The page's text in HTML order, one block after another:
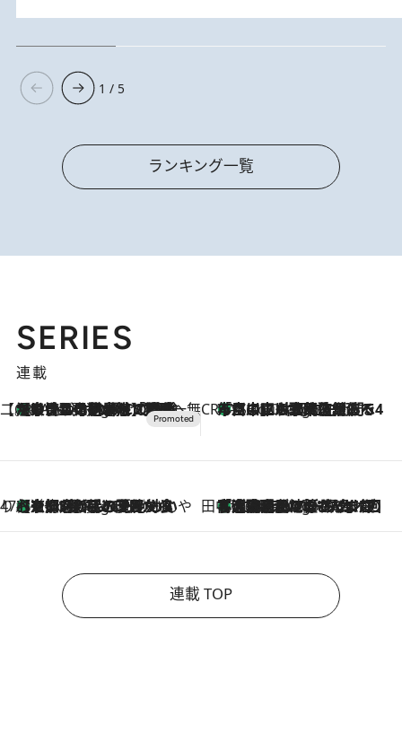
1 / 5
ランキング一覧
SERIES
連載
【CREA×星野リゾート】唯一無二。癒しと発見が待つ場所へ
2 Hours Ago
【トンボの足水浴】ヒノキの香りに包まれて涼感マックス！約13℃の湧水かけ流しを避暑地「星野温泉 トンボの湯」で体験 CREA'S CHOICE
4 Hours Ago
「立川にも歌舞伎があるんだよ」 片岡仁左衛門・市川中車ら豪華座組みで4年目の立川立飛歌舞伎へ
47都道府県の手みやげ ひんやりスイーツで夏を満喫
4 Hours Ago
【京都府】この夏絶対食べたい 冷やしておいしいおやつ3選 ひと口目から心を掴む新緑のテリーヌ 田中稲の勝手に再ブーム
9 Hours Ago
「湘南乃風に憧れて」観客大盛上がりの“タオル回し”に、ラッパー顔負けの高速歌唱まで…さだまさし（74）のアグレッシブすぎる現在地
連載 TOP